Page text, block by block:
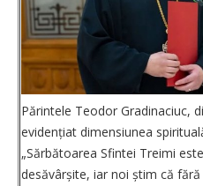
Părintele Teodor Gradinaciuc,
eviden­țiat dimensiunea
„Sărbătoarea Sfintei Treimi
desăvârșite, iar noi știm că